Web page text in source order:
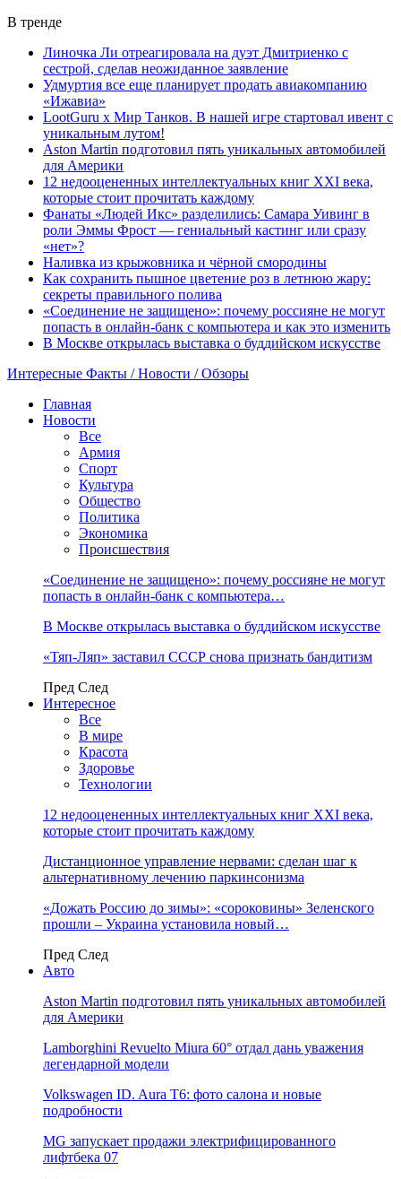
В тренде
Линочка Ли отреагировала на дуэт Дмитриенко с
сестрой, сделав неожиданное заявление
Удмуртия все еще планирует продать авиакомпанию
«Ижавиа»
LootGuru x Мир Танков. В нашей игре стартовал ивент с
уникальным лутом!
Aston Martin подготовил пять уникальных автомобилей
для Америки
12 недооцененных интеллектуальных книг XXI века,
которые стоит прочитать каждому
Фанаты «Людей Икс» разделились: Самара Уивинг в
роли Эммы Фрост — гениальный кастинг или сразу
«нет»?
Наливка из крыжовника и чёрной смородины
Как сохранить пышное цветение роз в летнюю жару:
секреты правильного полива
«Соединение не защищено»: почему россияне не могут
попасть в онлайн-банк с компьютера и как это изменить
В Москве открылась выставка о буддийском искусстве
Интересные Факты / Новости / Обзоры
Главная
Новости
Все
Армия
Спорт
Культура
Общество
Политика
Экономика
Происшествия
«Соединение не защищено»: почему россияне не могут
попасть в онлайн-банк с компьютера…
В Москве открылась выставка о буддийском искусстве
«Тяп-Ляп» заставил СССР снова признать бандитизм
Пред След
Интересное
Все
В мире
Красота
Здоровье
Технологии
12 недооцененных интеллектуальных книг XXI века,
которые стоит прочитать каждому
Дистанционное управление нервами: сделан шаг к
альтернативному лечению паркинсонизма
«Дожать Россию до зимы»: «сороковины» Зеленского
прошли – Украина установила новый…
Пред След
Авто
Aston Martin подготовил пять уникальных автомобилей
для Америки
Lamborghini Revuelto Miura 60° отдал дань уважения
легендарной модели
Volkswagen ID. Aura T6: фото салона и новые
подробности
MG запускает продажи электрифицированного
лифтбека 07